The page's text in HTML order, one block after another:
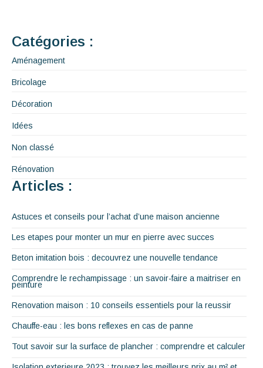
Catégories :
Aménagement
Bricolage
Décoration
Idées
Non classé
Rénovation
Articles :
Astuces et conseils pour l’achat d’une maison ancienne
Les etapes pour monter un mur en pierre avec succes
Beton imitation bois : decouvrez une nouvelle tendance
Comprendre le rechampissage : un savoir-faire a maitriser en
peinture
Renovation maison : 10 conseils essentiels pour la reussir
Chauffe-eau : les bons reflexes en cas de panne
Tout savoir sur la surface de plancher : comprendre et calculer